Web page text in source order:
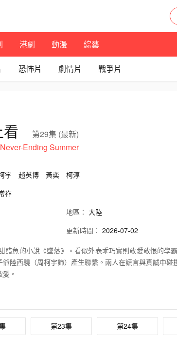
港劇 動漫 綜藝
恐怖片 劇情片 戰爭片
第29集 (最新)
Ending Summer
宇 趙英博 黃奕
柯淳
祚
地區： 大陸
更新時間： 2026-07-02
醋魚的小說《墜落》。看似外表乖巧實則敢愛敢恨的學
爺陸西驍（周柯宇飾）產生聯繫。兩人在謊言與真誠中
。
第23集 第24集